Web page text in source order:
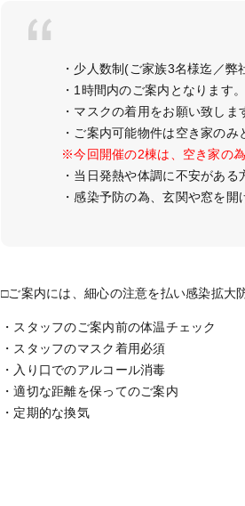
・少人数制(ご家族3名様迄／弊
・1時間内のご案内となります。
・マスクの着用をお願い致しま
・ご案内可能物件は空き家の
※今回開催の2棟は、空き家の
・当日発熱や体調に不安があ
・感染予防の為、玄関や窓を開
□ご案内には、細心の注意を払い感染拡大
・スタッフのご案内前の体温チェック
・スタッフのマスク着用必須
・入り口でのアルコール消毒
・適切な距離を保ってのご案内
・定期的な換気